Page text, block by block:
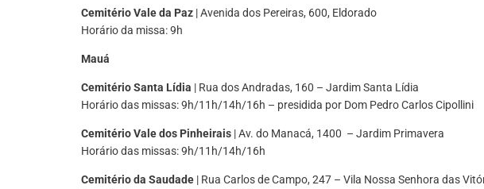
Cemitério Vale da Paz | Avenida dos Pereiras, 600, Eldorado
Horário da missa: 9h
Mauá
Cemitério Santa Lídia | Rua dos Andradas, 160 – Jardim Santa Lídia
Horário das missas: 9h/11h/14h/16h – presidida por Dom Pedro Carlos Cipollini
Cemitério Vale dos Pinheirais | Av. do Manacá, 1400 – Jardim Primavera
Horário das missas: 9h/11h/14h/16h
Cemitério da Saudade | Rua Carlos de Campo, 247 – Vila Nossa Senhora das